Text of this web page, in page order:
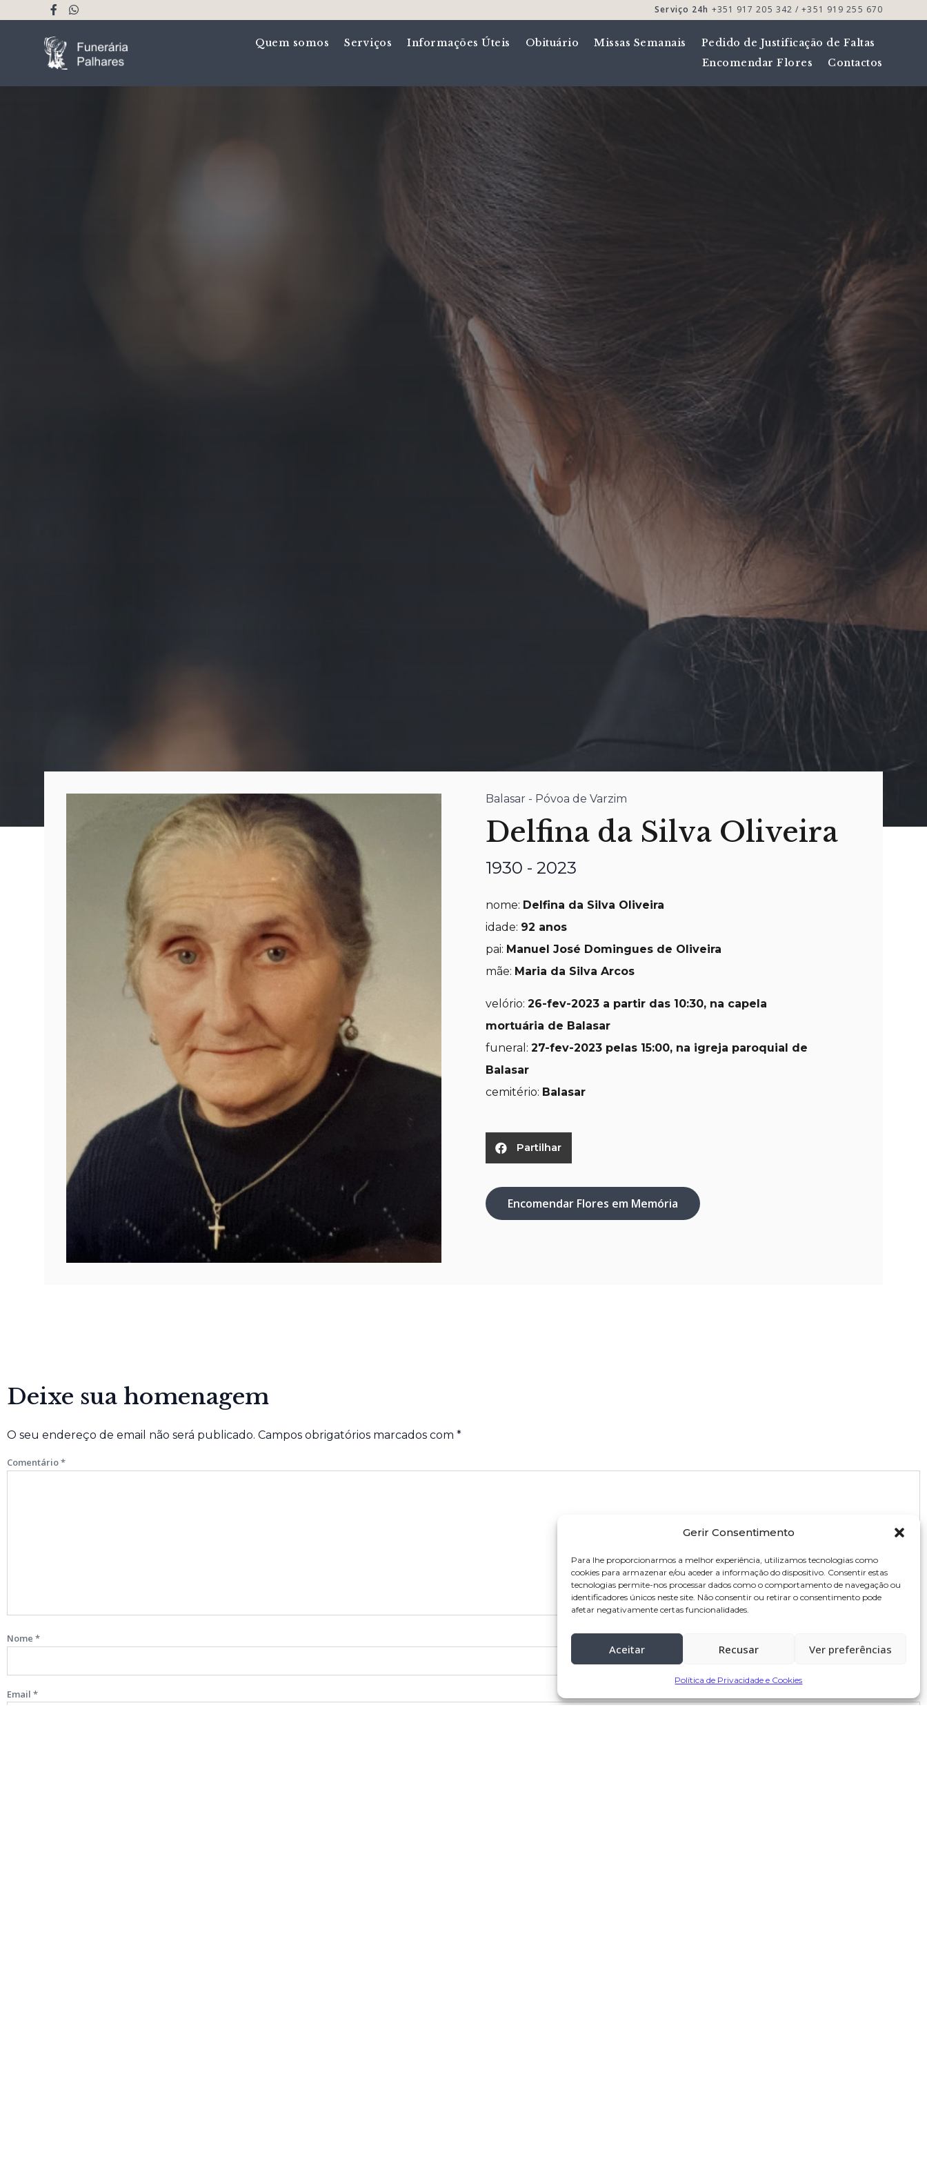
Gerir Consentimento
Para lhe proporcionarmos a melhor experiência, utilizamos tecnologias como
cookies para armazenar e/ou aceder a informação do dispositivo. Consentir estas
tecnologias permite-nos processar dados como o comportamento de navegação ou
identificadores únicos neste site. Não consentir ou retirar o consentimento pode
afetar negativamente certas funcionalidades.
Aceitar Recusar Ver preferências
Política de Privacidade e Cookies
Serviço 24h +351 917 205 342 / +351 919 255 670
Quem somos Serviços Informações Úteis Obituário Missas Semanais
Pedido de Justificação de Faltas
Encomendar Flores
Contactos
Balasar - Póvoa de Varzim
Delfina da Silva Oliveira
1930 - 2023
nome: Delfina da Silva Oliveira
idade: 92 anos
pai: Manuel José Domingues de Oliveira
mãe: Maria da Silva Arcos
velório: 26-fev-2023 a partir das 10:30, na capela
mortuária de Balasar
funeral: 27-fev-2023 pelas 15:00, na igreja paroquial de
Balasar
cemitério: Balasar
Partilhar
Encomendar Flores em Memória
Deixe sua homenagem
O seu endereço de email não será publicado. Campos obrigatórios marcados com *
Comentário*
Nome *
Email *